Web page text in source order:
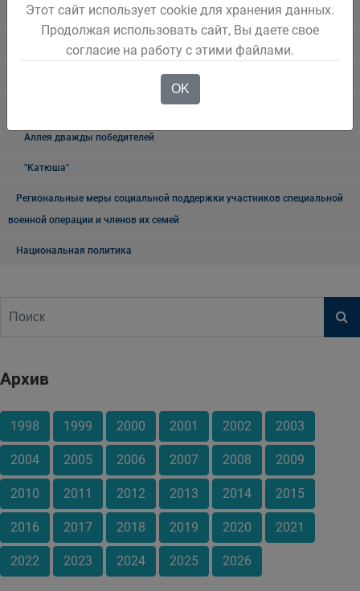
округа
Книга памяти
Аллея дважды победителей
"Катюша"
Региональные меры социальной поддержки участников специальной
военной операции и членов их семей
Национальная политика
Архив
1998 1999 2000 2001 2002 2003
2004 2005 2006 2007 2008 2009
2010 2011 2012 2013 2014 2015
2016 2017 2018 2019 2020 2021
2022 2023 2024 2025 2026
Этот сайт использует cookie для хранения данных.
Продолжая использовать сайт, Вы даете свое
согласие на работу с этими файлами.
OK